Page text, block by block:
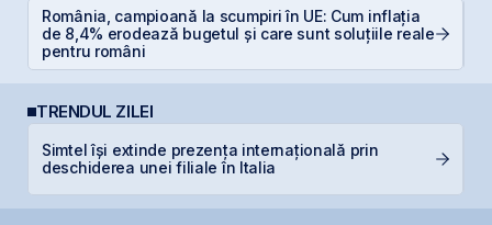
România, campioană la scumpiri în UE: Cum inflația
de 8,4% erodează bugetul și care sunt soluțiile reale
pentru români
TRENDUL ZILEI
Simtel își extinde prezența internațională prin
deschiderea unei filiale în Italia